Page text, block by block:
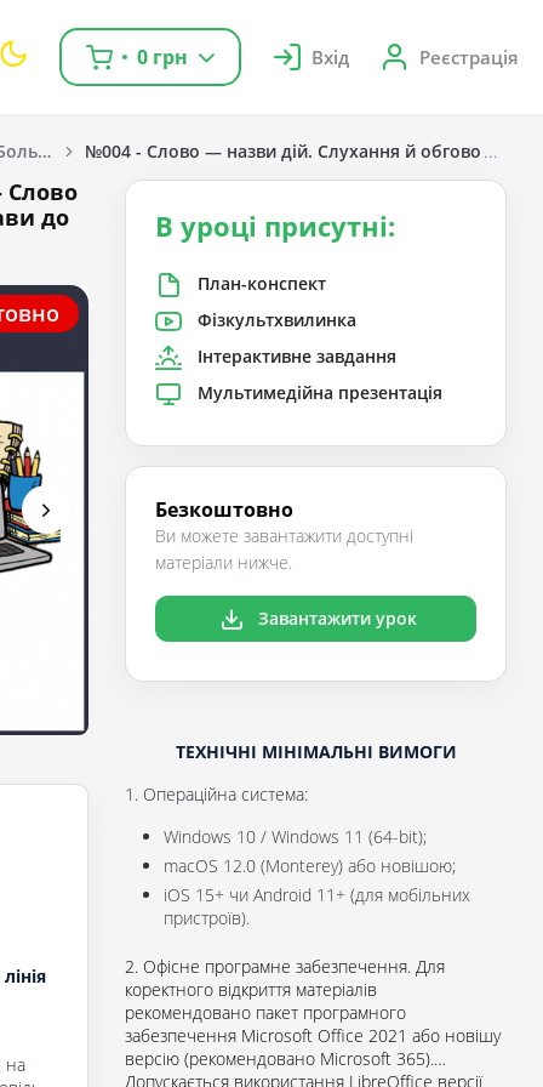
0 грн Вхід Реєстрація
Українська мова. Большакова І. О., Пристінська М. С. 1 клас. [2018-2022] №004 - Слово — назви дій. Слухання й обговорення
Слово
до
на
В уроці присутні:
План-конспект
Фізкультхвилинка
Інтерактивне завдання
Мультимедійна презентація
Безкоштовно
Ви можете завантажити доступні
матеріали нижче.
Завантажити урок
ТЕХНІЧНІ МІНІМАЛЬНІ ВИМОГИ
1. Операційна система:
Windows 10 / Windows 11 (64-bit);
macOS 12.0 (Monterey) або новішою;
iOS 15+ чи Android 11+ (для мобільних
пристроїв).
2. Офісне програмне забезпечення. Для
коректного відкриття матеріалів
рекомендовано пакет програмного
забезпечення Microsoft Office 2021 або новішу
версію (рекомендовано Microsoft 365).
Допускається використання LibreOffice версії